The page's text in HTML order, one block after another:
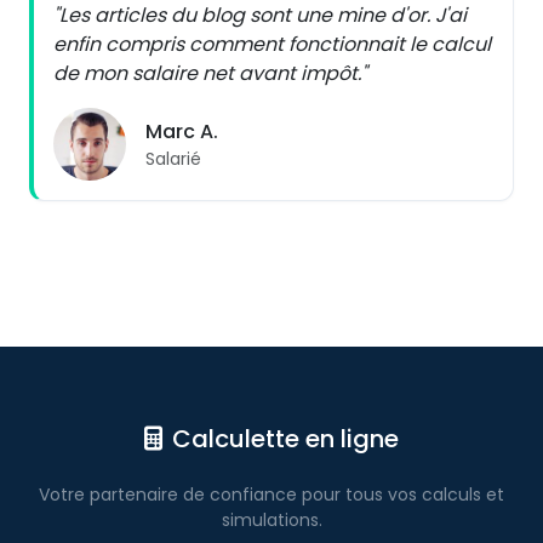
"Les articles du blog sont une mine d'or. J'ai
enfin compris comment fonctionnait le calcul
de mon salaire net avant impôt."
Marc A.
Salarié
Calculette en ligne
Votre partenaire de confiance pour tous vos calculs et
simulations.